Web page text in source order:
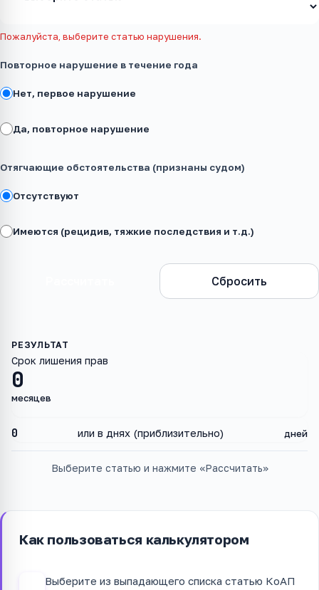
Пожалуйста, выберите статью нарушения.
Повторное нарушение в течение года
Нет, первое нарушение
Да, повторное нарушение
Отягчающие обстоятельства (признаны судом)
Отсутствуют
Имеются (рецидив, тяжкие последствия и т.д.)
Сбросить
0
Срок лишения прав
месяцев
0 или в днях (приблизительно) дней
Выберите статью и нажмите «Рассчитать»
Как пользоваться калькулятором
Выберите из выпадающего списка статью КоАП